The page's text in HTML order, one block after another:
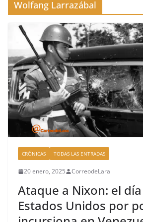
Wolfang Larrazábal
CRÓNICAS TODAS LAS ENTRADAS
20 enero, 2025 CorreodeLara
Ataque a Nixon: el
Estados Unidos por